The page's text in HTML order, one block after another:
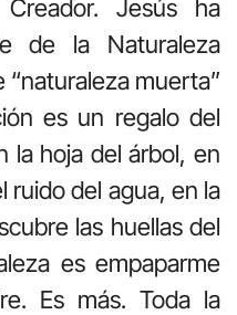
Jesús ha
de la Naturaleza
“naturaleza muerta”
es un regalo del
la hoja del árbol, en
ruido del agua, en la
las huellas del
es empaparme
Es más. Toda la